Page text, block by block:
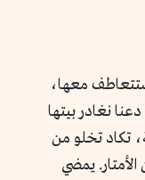
معها،
نغادر بيتها
تكاد تخلو من
يمضي